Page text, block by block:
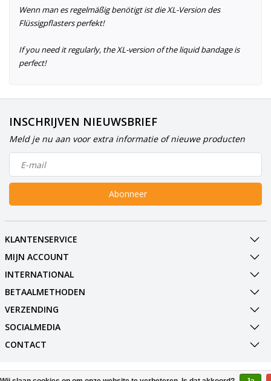
Wenn man es regelmäßig benötigt ist die XL-Version des
Flüssigpflasters perfekt!
If you need it regularly, the XL-version of the liquid bandage is
perfect!
INSCHRIJVEN NIEUWSBRIEF
Meld je nu aan voor extra informatie of nieuwe producten
Abonneer
KLANTENSERVICE
MIJN ACCOUNT
INTERNATIONAL
BETAALMETHODEN
VERZENDING
SOCIALMEDIA
CONTACT
© Copyright 2026 BowlingShopEurope